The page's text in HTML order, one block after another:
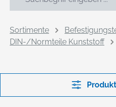
Sortimente
DIN-/Normteile Kunststoff